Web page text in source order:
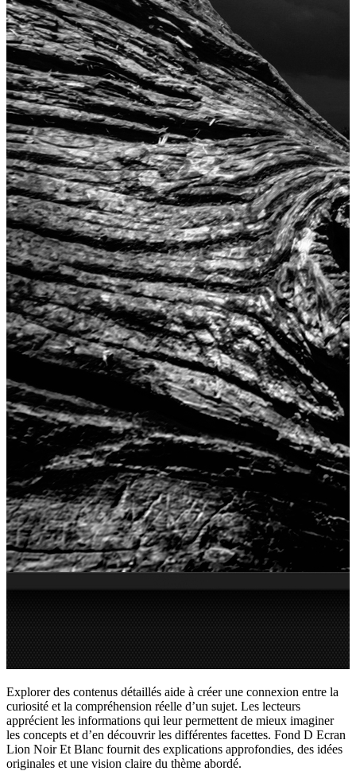
Explorer des contenus détaillés aide à créer une connexion entre la
curiosité et la compréhension réelle d’un sujet. Les lecteurs
apprécient les informations qui leur permettent de mieux imaginer
les concepts et d’en découvrir les différentes facettes. Fond D Ecran
Lion Noir Et Blanc fournit des explications approfondies, des idées
originales et une vision claire du thème abordé.